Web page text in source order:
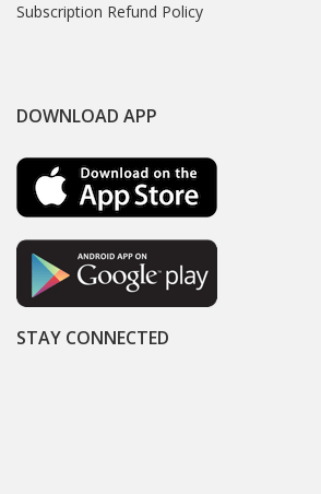
Subscription Refund Policy
DOWNLOAD APP
STAY CONNECTED